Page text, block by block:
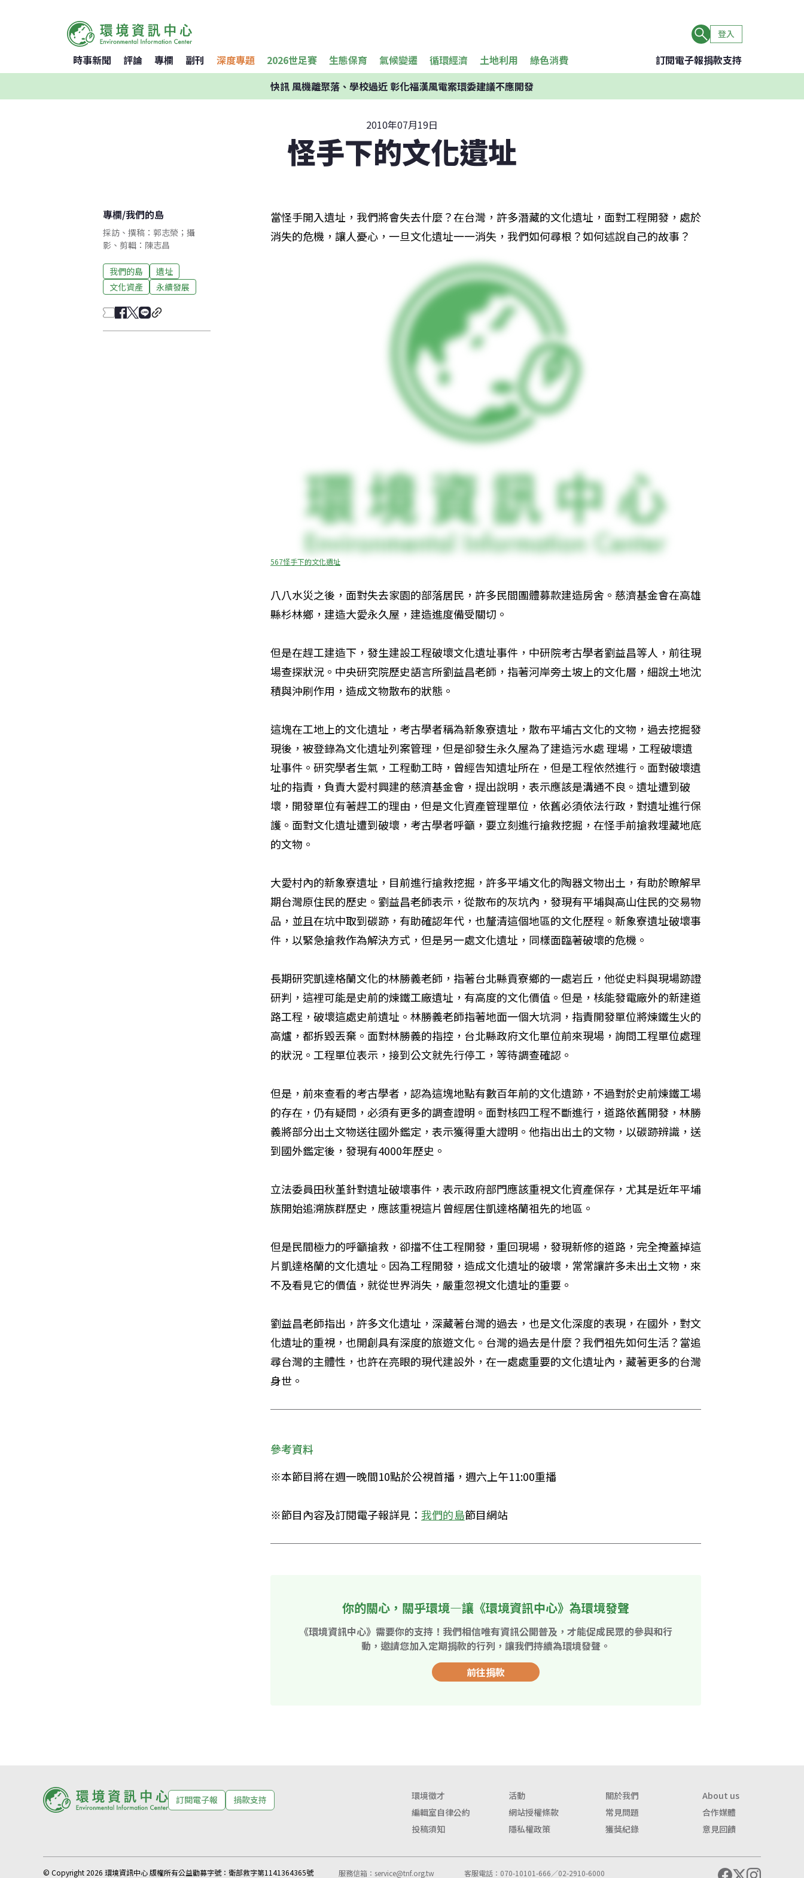
登入
時事新聞 評論 專欄 副刊 深度專題 2026世足賽 生態保育 氣候變遷 循環經濟 土地利用 綠色消費 訂閱電子報捐款支持
快訊風機離聚落、學校過近 彰化福漢風電案環委建議不應開發
2010年07月19日
怪手下的文化遺址
專欄/我們的島
採訪、撰稿：郭志榮；攝
影、剪輯：陳志昌
我們的島
遺址
文化資產
永續發展
當怪手開入遺址，我們將會失去什麼？在台灣，許多潛藏的文化遺址，面對工程開發，處於
消失的危機，讓人憂心，一旦文化遺址一一消失，我們如何尋根？如何述說自己的故事？
567怪手下的文化遺址
八八水災之後，面對失去家園的部落居民，許多民間團體募款建造房舍。慈濟基金會在高雄
縣杉林鄉，建造大愛永久屋，建造進度備受關切。
但是在趕工建造下，發生建設工程破壞文化遺址事件，中研院考古學者劉益昌等人，前往現
場查探狀況。中央研究院歷史語言所劉益昌老師，指著河岸旁土坡上的文化層，細說土地沈
積與沖刷作用，造成文物散布的狀態。
這塊在工地上的文化遺址，考古學者稱為新象寮遺址，散布平埔古文化的文物，過去挖掘發
現後，被登錄為文化遺址列案管理，但是卻發生永久屋為了建造污水處 理場，工程破壞遺
址事件。研究學者生氣，工程動工時，曾經告知遺址所在，但是工程依然進行。面對破壞遺
址的指責，負責大愛村興建的慈濟基金會，提出說明，表示應該是溝通不良。遺址遭到破
壞，開發單位有著趕工的理由，但是文化資產管理單位，依舊必須依法行政，對遺址進行保
護。面對文化遺址遭到破壞，考古學者呼籲，要立刻進行搶救挖掘，在怪手前搶救埋藏地底
的文物。
大愛村內的新象寮遺址，目前進行搶救挖掘，許多平埔文化的陶器文物出土，有助於瞭解早
期台灣原住民的歷史。劉益昌老師表示，從散布的灰坑內，發現有平埔與高山住民的交易物
品，並且在坑中取到碳跡，有助確認年代，也釐清這個地區的文化歷程。新象寮遺址破壞事
件，以緊急搶救作為解決方式，但是另一處文化遺址，同樣面臨著破壞的危機。
長期研究凱達格蘭文化的林勝義老師，指著台北縣貢寮鄉的一處岩丘，他從史料與現場跡證
研判，這裡可能是史前的煉鐵工廠遺址，有高度的文化價值。但是，核能發電廠外的新建道
路工程，破壞這處史前遺址。林勝義老師指著地面一個大坑洞，指責開發單位將煉鐵生火的
高爐，都拆毀丟棄。面對林勝義的指控，台北縣政府文化單位前來現場，詢問工程單位處理
的狀況。工程單位表示，接到公文就先行停工，等待調查確認。
但是，前來查看的考古學者，認為這塊地點有數百年前的文化遺跡，不過對於史前煉鐵工場
的存在，仍有疑問，必須有更多的調查證明。面對核四工程不斷進行，道路依舊開發，林勝
義將部分出土文物送往國外鑑定，表示獲得重大證明。他指出出土的文物，以碳跡辨識，送
到國外鑑定後，發現有4000年歷史。
立法委員田秋堇針對遺址破壞事件，表示政府部門應該重視文化資產保存，尤其是近年平埔
族開始追溯族群歷史，應該重視這片曾經居住凱達格蘭祖先的地區。
但是民間極力的呼籲搶救，卻擋不住工程開發，重回現場，發現新修的道路，完全掩蓋掉這
片凱達格蘭的文化遺址。因為工程開發，造成文化遺址的破壞，常常讓許多未出土文物，來
不及看見它的價值，就從世界消失，嚴重忽視文化遺址的重要。
劉益昌老師指出，許多文化遺址，深藏著台灣的過去，也是文化深度的表現，在國外，對文
化遺址的重視，也開創具有深度的旅遊文化。台灣的過去是什麼？我們祖先如何生活？當追
尋台灣的主體性，也許在亮眼的現代建設外，在一處處重要的文化遺址內，藏著更多的台灣
身世。
參考資料
※本節目將在週一晚間10點於公視首播，週六上午11:00重播
※節目內容及訂閱電子報詳見： 我們的島節目網站
你的關心，關乎環境—讓《環境資訊中心》為環境發聲
《環境資訊中心》需要你的支持！我們相信唯有資訊公開普及，才能促成民眾的參與和行
動，邀請您加入定期捐款的行列，讓我們持續為環境發聲。
前往捐款
訂閱電子報 捐款支持 環境徵才 活動 關於我們
About us
編輯室自律公約
網站授權條款 常見問題
合作媒體
投稿須知
隱私權政策 獲獎紀錄 意見回饋
© Copyright 2026 環境資訊中心 版權所有公益勸募字號： 衛部救字第1141364365號 服務信箱： service@tnf.org.tw 客服電話：070-10101-666／02-2910-6000